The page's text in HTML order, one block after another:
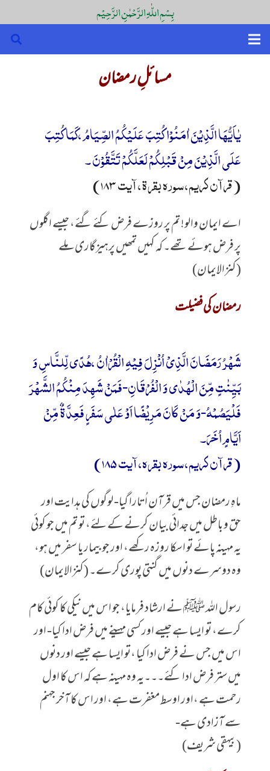
بِسْمِ اللّٰہِ الرَّحْمٰنِ الرَّحِیْم
مسائلِ رمضان
یٰاَیُّهَا الَّذِیْنَ اٰمَنُوْا كُتِبَ عَلَیْكُمُ الصِّیَامُ ،كَمَا كُتِبَ
عَلَى الَّذِیْنَ مِنْ قَبْلِكُمْ لَعَلَّكُمْ تَتَّقُوْنَ ۔
(قرآن کریم، سورہ بقرۃ، آیت 183)
اے ایمان والو! تم پر روزے فرض کئے گئے، جیسے اگلوں
پر فرض ہوئے تھے۔ کہ کہیں تمھیں پرہیزگاری ملے
(کنزالایمان)
رمضان کی فضیلت
شَهْرُ رَمَضَانَ الَّذِیْ اُنْزِلَ فِیْهِ الْقُرْاٰنُ ،هُدًى لِّلنَّاسِ وَ
بَیِّنٰتٍ مِّنَ الْهُدٰى وَ الْفُرْقَانِ-فَمَنْ شَهِدَ مِنْكُمُ الشَّهْرَ
فَلْیَصُمْهُ-وَ مَنْ كَانَ مَرِیْضًا اَوْ عَلٰى سَفَرٍ فَعِدَّةٌ مِّنْ
اَیَّامٍ اُخَرَ۔
(قرآن کریم، سورہ بقرہ، آیت 185)
ماہِ رمضان جس میں قرآن اُتارا گیا- لوگوں کی ہدایت اور
حق و باطل میں جدائی بیان کرنے کے لئے، تو تم میں جو کوئی
یہ مہینہ پائے تو اسکا روزہ رکھے، اور جو بیمار یا سفر میں ہو،
وہ دوسرے دنوں میں گنتی پوری کرے۔ (کنزالایمان)
رسول اللہ ﷺ نے ارشاد فرمایا، جو اس میں نیکی کا کوئی کام
کرے، تو ایسا ہے جیسے اور کسی مہینے میں فرض ادا کیا- اور
اس میں جس نے فرض ادا کیا ،تو ایسا ہے جیسے اور دنوں
میں ستر فرض ادا کئے۔۔۔یہ وہ مہینہ ہے کہ اس کا اول
رحمت ہے ،اور اوسط مغفرت ہے، اور اس کا آخر جہنم
سے آزادی ہے-
(بیہقی شریف)